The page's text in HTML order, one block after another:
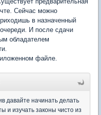
Сейчас можно
в назначенный
И после сдачи
обладателем
файле.
давайте начинать делать
и изучать законы чисто из